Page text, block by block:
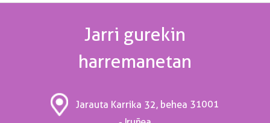
Jarri gurekin
harremanetan
Jarauta Karrika 32, behea 31001